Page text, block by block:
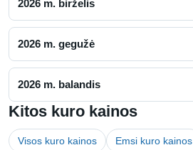
2026 m. birželis
2026 m. gegužė
2026 m. balandis
Kitos kuro kainos
Visos kuro kainos Emsi kuro kainos